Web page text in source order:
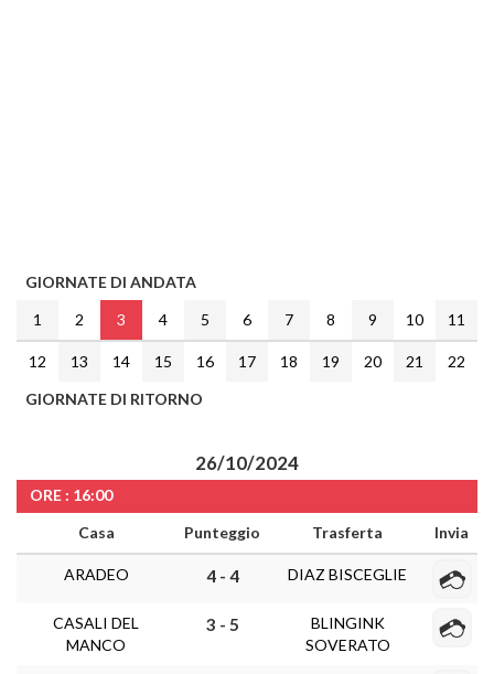
GIORNATE DI ANDATA
1
2 3 4 5 6 7 8 9 10 11
12 13 14 15 16 17 18 19 20 21
22
GIORNATE DI RITORNO
26/10/2024
ORE : 16:00
Casa
Punteggio Trasferta Invia
ARADEO 4 - 4 DIAZ BISCEGLIE
CASALI DEL
MANCO
3 - 5
BLINGINK
SOVERATO